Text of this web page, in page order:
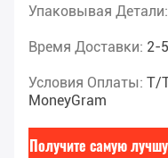
Упаковывая Детали:
Время Доставки: 2-
Условия Оплаты: T/
MoneyGram
Получите самую